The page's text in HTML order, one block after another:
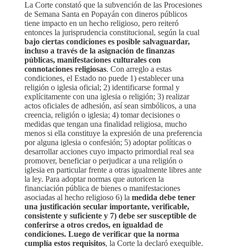
La Corte constató que la subvención de las Procesiones
de Semana Santa en Popayán con dineros públicos
tiene impacto en un hecho religioso, pero reiteró
entonces la jurisprudencia constitucional, según la cual
bajo ciertas condiciones es posible salvaguardar,
incluso a través de la asignación de finanzas
públicas, manifestaciones culturales con
connotaciones religiosas. Con arreglo a estas
condiciones, el Estado no puede 1) establecer una
religión o iglesia oficial; 2) identificarse formal y
explícitamente con una iglesia o religión; 3) realizar
actos oficiales de adhesión, así sean simbólicos, a una
creencia, religión o iglesia; 4) tomar decisiones o
medidas que tengan una finalidad religiosa, mucho
menos si ella constituye la expresión de una preferencia
por alguna iglesia o confesión; 5) adoptar políticas o
desarrollar acciones cuyo impacto primordial real sea
promover, beneficiar o perjudicar a una religión o
iglesia en particular frente a otras igualmente libres ante
la ley. Para adoptar normas que autoricen la
financiación pública de bienes o manifestaciones
asociadas al hecho religioso 6) la medida debe tener
una justificación secular importante, verificable,
consistente y suficiente y 7) debe ser susceptible de
conferirse a otros credos, en igualdad de
condiciones. Luego de verificar que la norma
cumplía estos requisitos, la Corte la declaró exequible.